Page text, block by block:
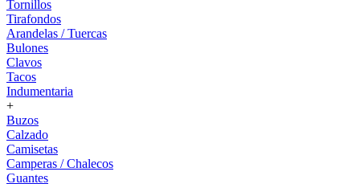
Tornillos
Tirafondos
Arandelas / Tuercas
Bulones
Clavos
Tacos
Indumentaria
+
Buzos
Calzado
Camisetas
Camperas / Chalecos
Guantes